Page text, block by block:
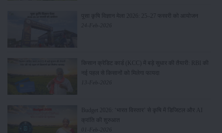
पूसा कृषि विज्ञान मेला 2026: 25–27 फरवरी को आयोजन
24-Feb-2026
किसान क्रेडिट कार्ड (KCC) में बड़े सुधार की तैयारी: RBI की
नई पहल से किसानों को मिलेगा फायदा
13-Feb-2026
Budget 2026: ‘भारत विस्तार’ से कृषि में डिजिटल और AI
क्रांति की शुरुआत
01-Feb-2026